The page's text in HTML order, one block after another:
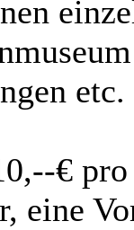
€ pro
eine